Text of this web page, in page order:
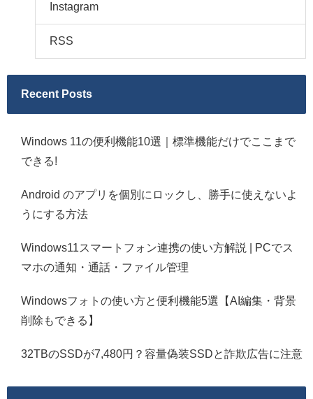
Instagram
RSS
Recent Posts
Windows 11の便利機能10選｜標準機能だけでここまで
できる!
Android のアプリを個別にロックし、勝手に使えないよ
うにする方法
Windows11スマートフォン連携の使い方解説 | PCでス
マホの通知・通話・ファイル管理
Windowsフォトの使い方と便利機能5選【AI編集・背景
削除もできる】
32TBのSSDが7,480円？容量偽装SSDと詐欺広告に注意